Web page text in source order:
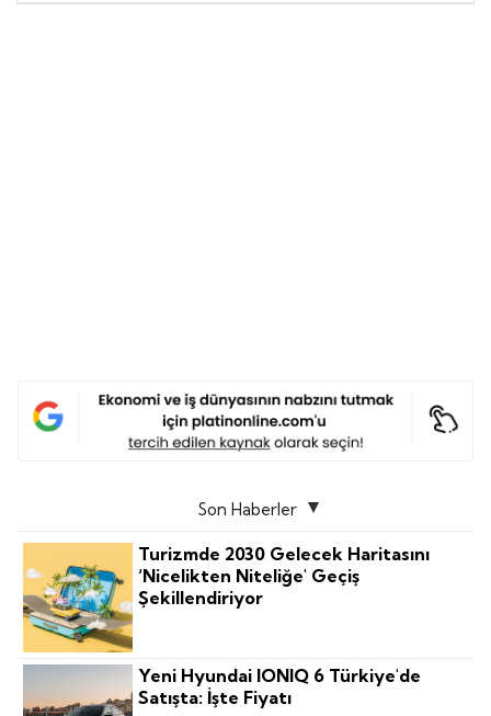
Son Haberler
Turizmde 2030 Gelecek Haritasını
‘nicelikten Niteliğe' Geçiş
Şekillendiriyor
Yeni Hyundai IONIQ 6 Türkiye'de
Satışta: İşte Fiyatı